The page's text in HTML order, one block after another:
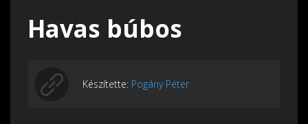
Havas búbos
Készítette: Pogány Péter